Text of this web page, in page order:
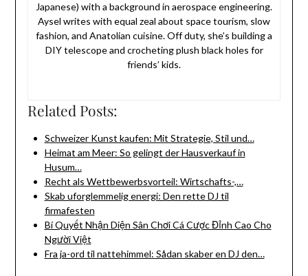
Japanese) with a background in aerospace engineering.
Aysel writes with equal zeal about space tourism, slow
fashion, and Anatolian cuisine. Off duty, she’s building a
DIY telescope and crocheting plush black holes for
friends’ kids.
Related Posts:
Schweizer Kunst kaufen: Mit Strategie, Stil und…
Heimat am Meer: So gelingt der Hausverkauf in
Husum…
Recht als Wettbewerbsvorteil: Wirtschafts-,…
Skab uforglemmelig energi: Den rette DJ til
firmafesten
Bí Quyết Nhận Diện Sân Chơi Cá Cược Đỉnh Cao Cho
Người Việt
Fra ja-ord til nattehimmel: Sådan skaber en DJ den…